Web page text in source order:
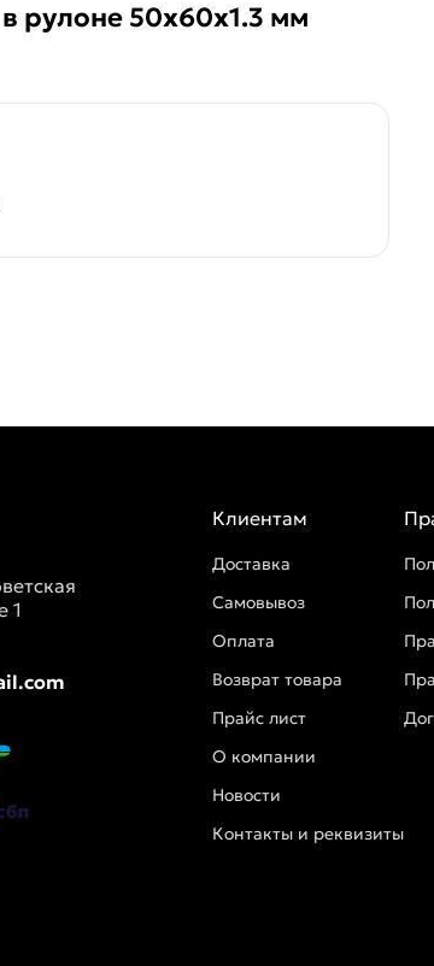
рулоне 50х60х1.3 мм
1
Клиентам
Доставка
Самовывоз
Оплата
Возврат товара
Прайс лист
О компании
Новости
Контакты и реквизиты